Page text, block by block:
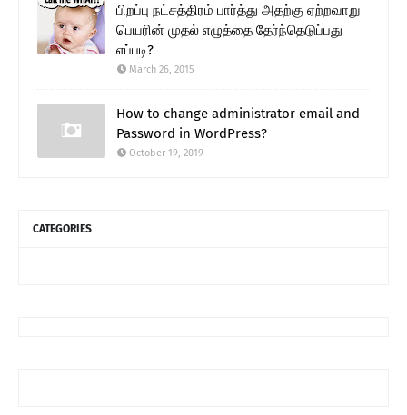
பிறப்பு நட்சத்திரம் பார்த்து அதற்கு ஏற்றவாறு
பெயரின் முதல் எழுத்தை தேர்ந்தெடுப்பது
எப்படி?
March 26, 2015
How to change administrator email and
Password in WordPress?
October 19, 2019
CATEGORIES